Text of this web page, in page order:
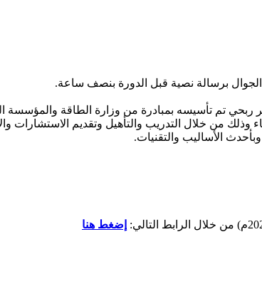
برسالة نصية قبل الدورة بنصف ساعة.
ربحي تم تأسيسه بمبادرة من وزارة الطاقة
وذلك من خلال التدريب والتأهيل وتقديم
الأساليب والتقنيات.
إضغط هنا